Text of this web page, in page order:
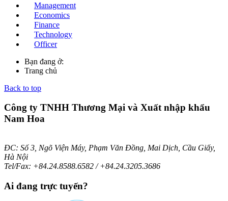
Management
Economics
Finance
Technology
Officer
Bạn đang ở:
Trang chủ
Back to top
Công ty TNHH Thương Mại và Xuất nhập khẩu
Nam Hoa
ĐC: Số 3, Ngõ Viện Máy, Phạm Văn Đồng, Mai Dịch, Cầu Giấy,
Hà Nội
Tel/Fax: +84.24.8588.6582 / +84.24.3205.3686
Ai đang trực tuyến?